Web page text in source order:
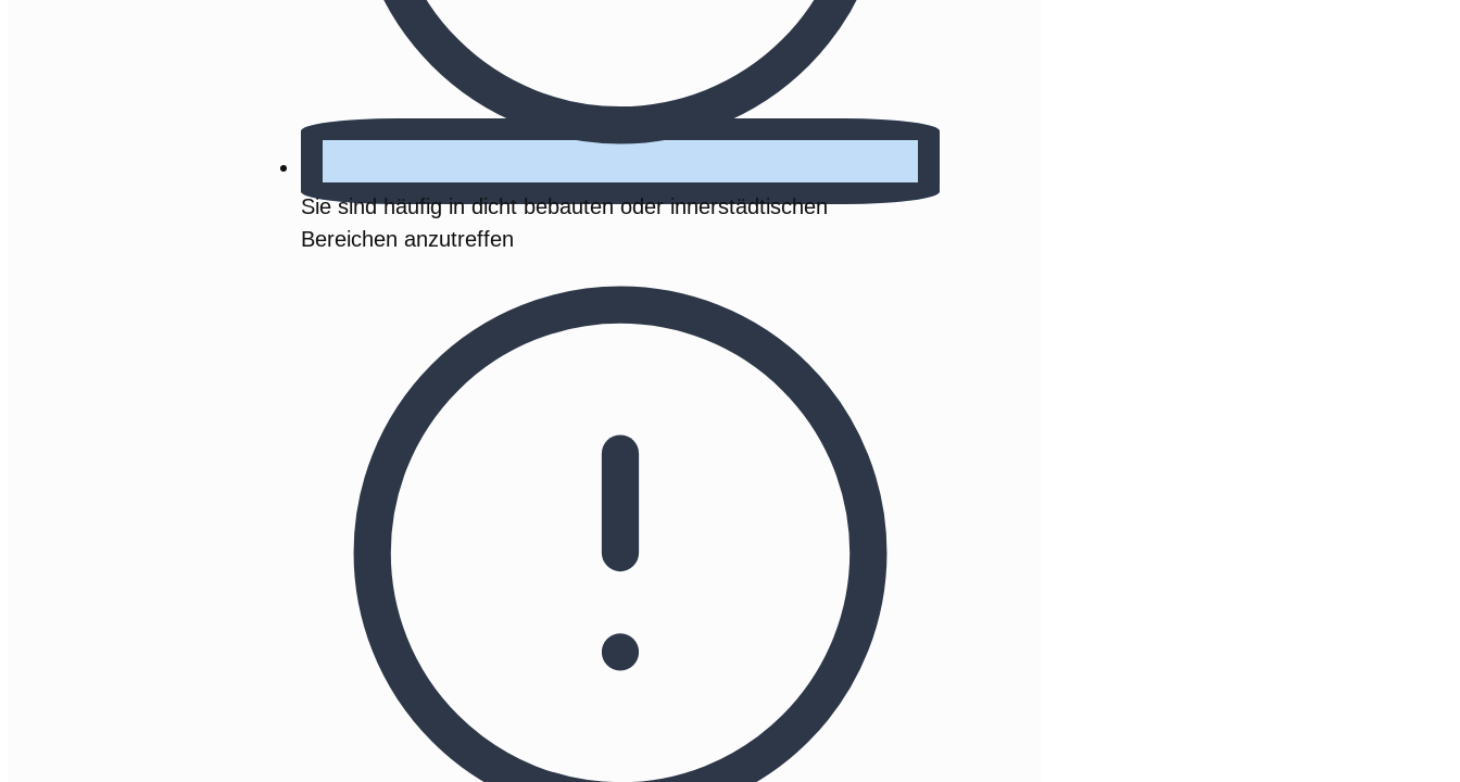
Sie sind häufig in dicht bebauten oder innerstädtischen
Bereichen anzutreffen